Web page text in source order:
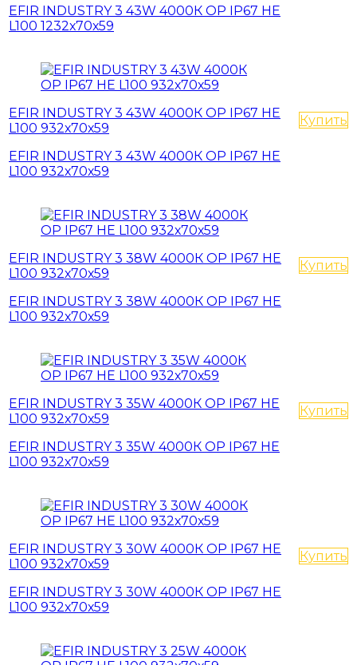
EFIR INDUSTRY 3 43W 4000К OP IP67 HE
L100 1232х70х59
EFIR INDUSTRY 3 43W 4000К OP IP67 HE
L100 932х70х59
EFIR INDUSTRY 3 43W 4000К OP IP67 HE
L100 932х70х59
Купить
EFIR INDUSTRY 3 38W 4000К OP IP67 HE
L100 932х70х59
EFIR INDUSTRY 3 38W 4000К OP IP67 HE
L100 932х70х59
Купить
EFIR INDUSTRY 3 35W 4000К OP IP67 HE
L100 932х70х59
EFIR INDUSTRY 3 35W 4000К OP IP67 HE
L100 932х70х59
Купить
EFIR INDUSTRY 3 30W 4000К OP IP67 HE
L100 932х70х59
EFIR INDUSTRY 3 30W 4000К OP IP67 HE
L100 932х70х59
Купить